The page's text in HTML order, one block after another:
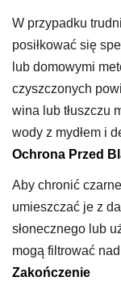
W przypadku
posiłkować się
lub domowymi
czyszczonych
wina lub tłuszczu
wody z mydłem i
Ochrona Przed
Aby chronić
umieszczać je z
słonecznego lub
mogą filtrować
Zakończenie